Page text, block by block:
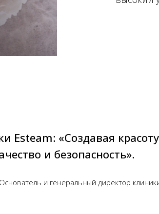
Esteam: «Создавая
и безопасность».
Основатель и генеральный директор